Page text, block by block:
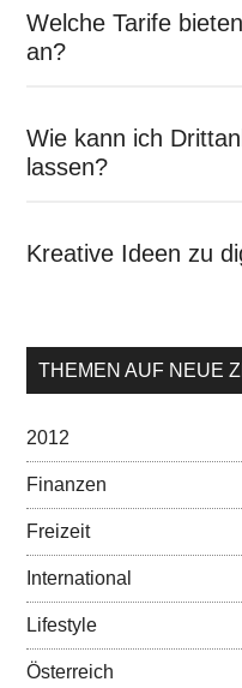
Welche Tarife
an?
Wie kann ich
lassen?
Kreative Ideen zu
THEMEN AUF NEUE
2012
Finanzen
Freizeit
International
Lifestyle
Österreich